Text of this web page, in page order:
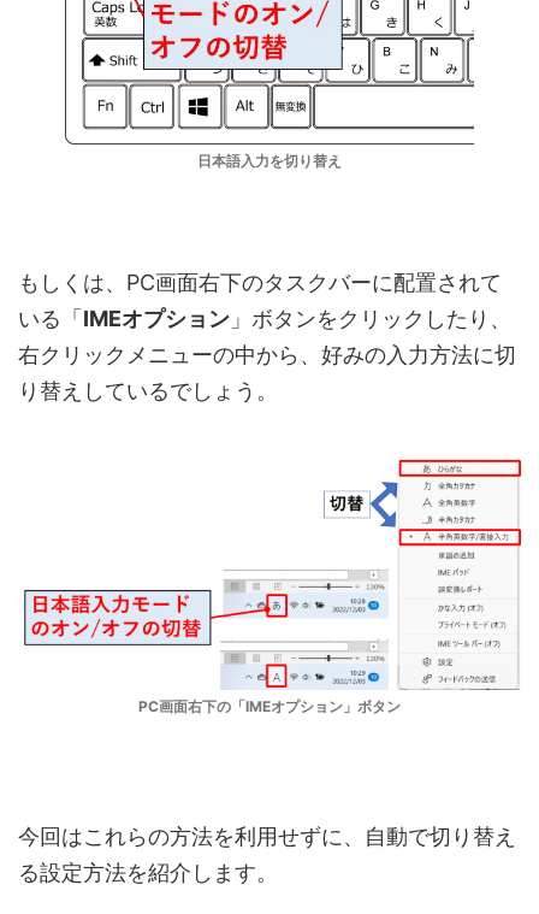
日本語入力を切り替え
もしくは、PC画面右下のタスクバーに配置されて
いる「 IMEオプション 」ボタンをクリックしたり、
右クリックメニューの中から、好みの入力方法に切
り替えしているでしょう。
PC画面右下の「IMEオプション」ボタン
今回はこれらの方法を利用せずに、自動で切り替え
る設定方法を紹介します。